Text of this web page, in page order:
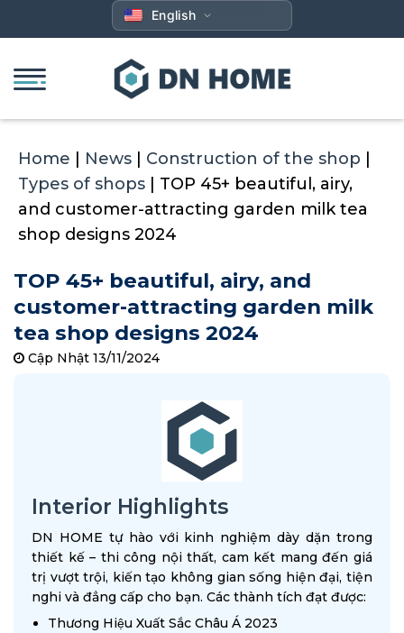
to
English
Home News Construction of the shop
Types of shops
TOP 45+ beautiful, airy,
and customer-attracting garden milk tea
shop designs 2024
TOP 45+ beautiful, airy, and
customer-attracting garden milk
tea shop designs 2024
Cập Nhật 13/11/2024
Interior Highlights
DN HOME tự hào với kinh nghiệm dày dặn trong
thiết kế – thi công nội thất, cam kết mang đến giá
trị vượt trội, kiến tạo không gian sống hiện đại, tiện
nghi và đẳng cấp cho bạn. Các thành tích đạt được:
Thương Hiệu Xuất Sắc Châu Á 2023